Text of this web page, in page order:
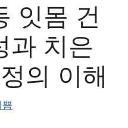
잇몸 건
과 치은
의 이해
쁨